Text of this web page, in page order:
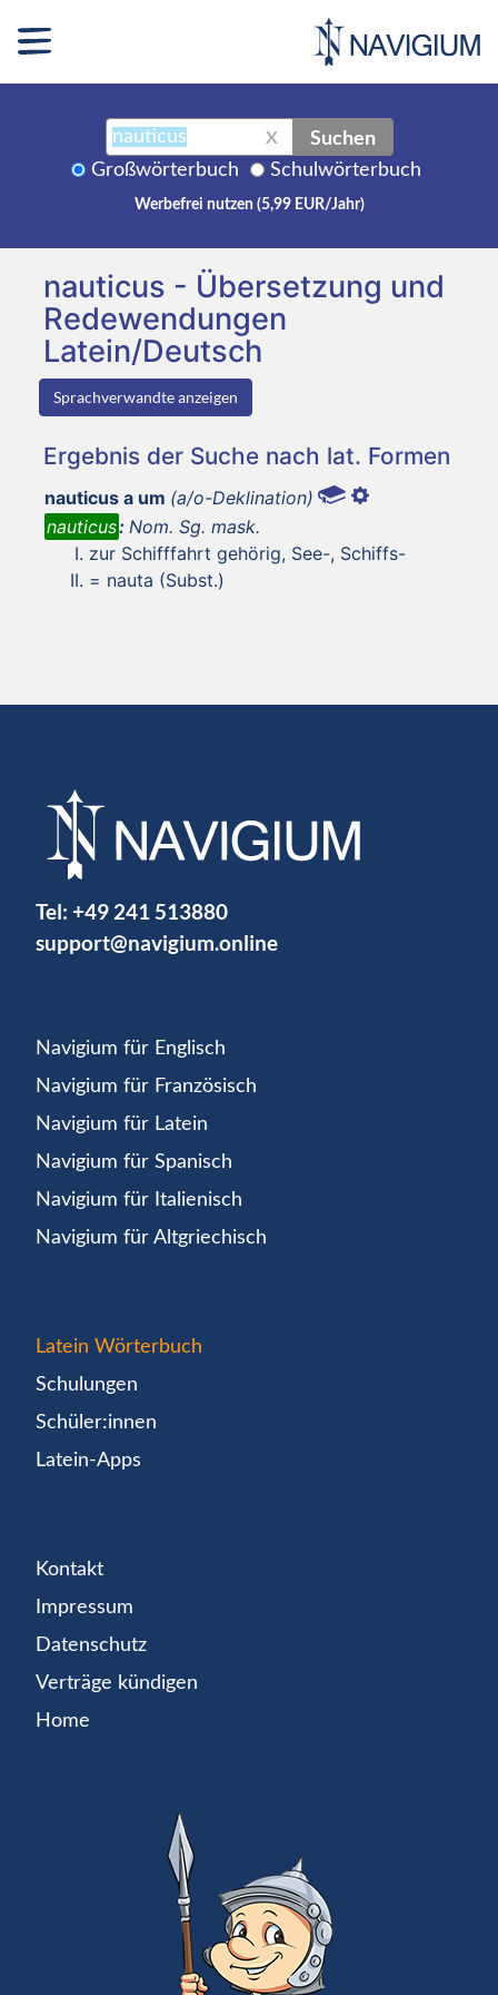
X Suchen
Großwörterbuch Schulwörterbuch
Werbefrei nutzen (5,99 EUR/Jahr)
nauticus - Übersetzung und
Redewendungen
Latein/Deutsch
Sprachverwandte anzeigen
Ergebnis der Suche nach lat. Formen
nauticus a um (a/o-Deklination)
nauticus: Nom. Sg. mask.
zur Schifffahrt gehörig, See-, Schiffs-
= nauta (Subst.)
Tel: +49 241 513880
support@navigium.online
Navigium für Englisch
Navigium für Französisch
Navigium für Latein
Navigium für Spanisch
Navigium für Italienisch
Navigium für Altgriechisch
Latein Wörterbuch
Schulungen
Schüler:innen
Latein-Apps
Kontakt
Impressum
Datenschutz
Verträge kündigen
Home